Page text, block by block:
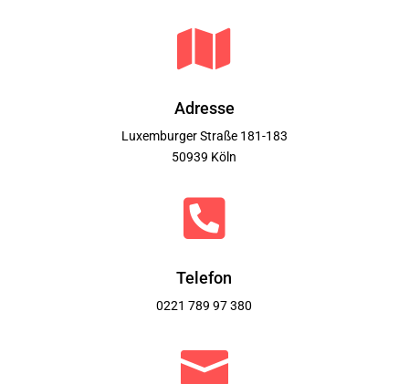

Adresse
Luxemburger Straße 181-183
50939 Köln

Telefon
0221 789 97 380
